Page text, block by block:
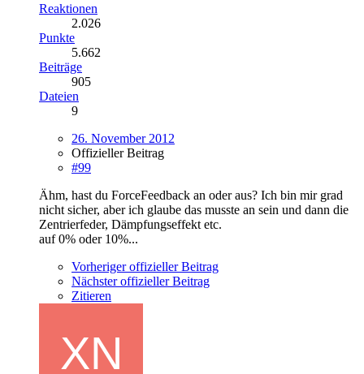
Reaktionen
2.026
Punkte
5.662
Beiträge
905
Dateien
9
26. November 2012
Offizieller Beitrag
#99
Ähm, hast du ForceFeedback an oder aus? Ich bin mir grad
nicht sicher, aber ich glaube das musste an sein und dann die
Zentrierfeder, Dämpfungseffekt etc.
auf 0% oder 10%...
Vorheriger offizieller Beitrag
Nächster offizieller Beitrag
Zitieren